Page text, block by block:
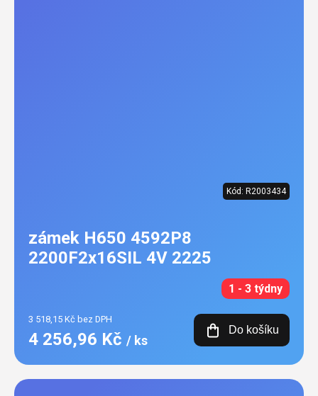
Kód: R2003434
zámek H650 4592P8
2200F2x16SIL 4V 2225
1 - 3 týdny
3 518,15 Kč bez DPH
4 256,96 Kč / ks
Do košíku